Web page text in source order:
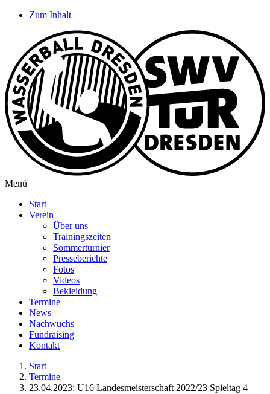
Zum Inhalt
Menü
Start
Verein
Über uns
Trainingszeiten
Sommerturnier
Presseberichte
Fotos
Videos
Bekleidung
Termine
News
Nachwuchs
Fundraising
Kontakt
Start
Termine
23.04.2023: U16 Landesmeisterschaft 2022/23 Spieltag 4